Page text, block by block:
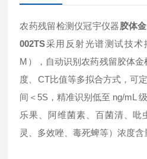
农药残留检测仪冠宇仪器胶体
002TS采用反射光谱测试技
M），自动识别农药残留胶体
度、CT比值等多拟合方式，可
间＜5S，精准识别低至 ng/mL
乐果、阿维菌素、百菌清、吡
灵、多效唑、毒死蜱等）浓度含